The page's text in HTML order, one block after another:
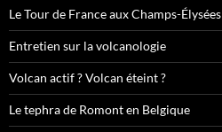
Le Tour de France aux Champs-Élysées
Entretien sur la volcanologie
Volcan actif ? Volcan éteint ?
Le tephra de Romont en Belgique